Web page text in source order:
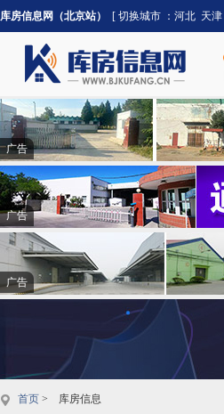
库房信息网（北京站） [ 切换城市 ： 河北 天津
广告
广告
广告
首页 > 库房信息